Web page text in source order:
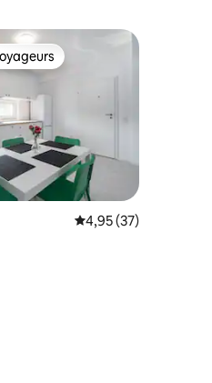
les plus appréciés
Évaluation moyenne
4,95 (37)